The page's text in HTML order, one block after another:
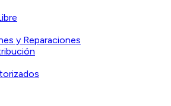
y Reparaciones